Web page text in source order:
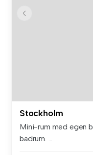
Stockholm
Mini-rum med egen
badrum. ...